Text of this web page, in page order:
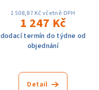
1 508,87 Kč včetně DPH
1 247 Kč
dodací termín do týdne od
objednání
Detail